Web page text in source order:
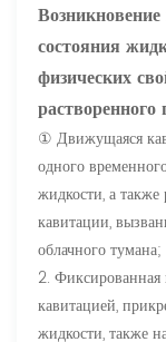
состояния
физических
① Движущаяся
одного
жидкости, а
кавитации,
облачного тумана;
2. Фиксированная
кавитацией,
жидкости, также